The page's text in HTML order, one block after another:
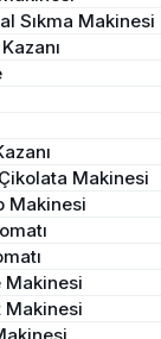
Sıkma Makinesi
Makinesi
Makinesi
Makinesi
Makinesi